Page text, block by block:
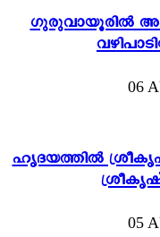
ഗുരുവായൂരിൽ
06
ഹൃദയത്തിൽ
05